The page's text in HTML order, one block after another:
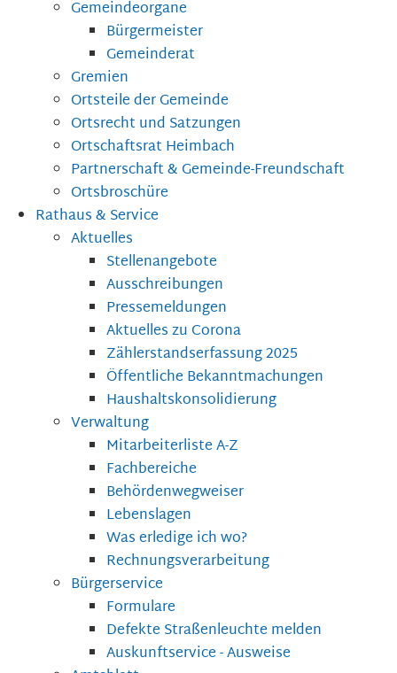
Gemeindeorgane
Bürgermeister
Gemeinderat
Gremien
Ortsteile der Gemeinde
Ortsrecht und Satzungen
Ortschaftsrat Heimbach
Partnerschaft & Gemeinde-Freundschaft
Ortsbroschüre
Rathaus & Service
Aktuelles
Stellenangebote
Ausschreibungen
Pressemeldungen
Aktuelles zu Corona
Zählerstandserfassung 2025
Öffentliche Bekanntmachungen
Haushaltskonsolidierung
Verwaltung
Mitarbeiterliste A-Z
Fachbereiche
Behördenwegweiser
Lebenslagen
Was erledige ich wo?
Rechnungsverarbeitung
Bürgerservice
Formulare
Defekte Straßenleuchte melden
Auskunftservice - Ausweise